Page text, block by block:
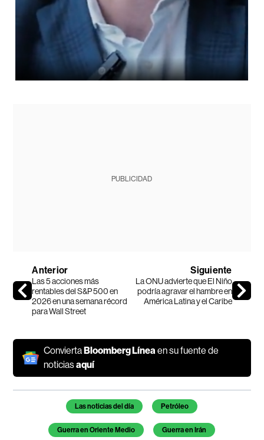
PUBLICIDAD
Anterior
Las 5 acciones más
rentables del S&P 500 en
2026 en una semana récord
para Wall Street
Siguiente
La ONU advierte que El Niño
podría agravar el hambre en
América Latina y el Caribe
ConviertaBloomberg Líneaen su fuente de
noticiasaquí
Temas de este artículo
Las noticias del día Petróleo
Guerra en Oriente Medio Guerra en Irán